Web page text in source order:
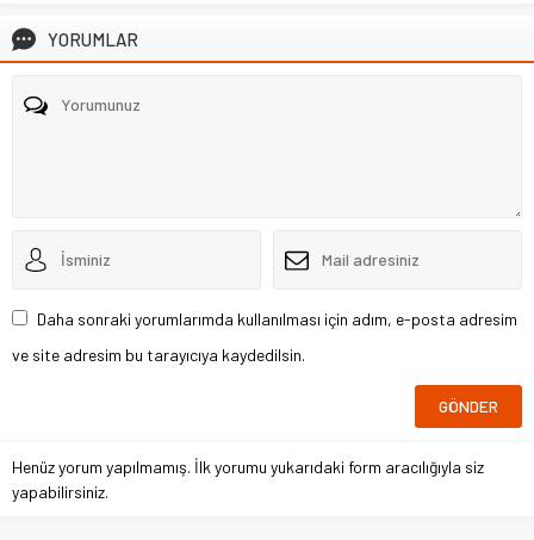
YORUMLAR
Daha sonraki yorumlarımda kullanılması için adım, e-posta adresim
ve site adresim bu tarayıcıya kaydedilsin.
Henüz yorum yapılmamış. İlk yorumu yukarıdaki form aracılığıyla siz
yapabilirsiniz.